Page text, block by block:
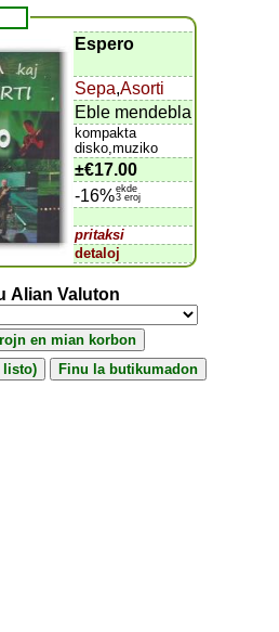
Espero
Sepa,Asorti
Eble mendebla
kompakta
disko,muziko
±€17.00
-16%ekde
3 eroj
pritaksi
detaloj
Alian Valuton